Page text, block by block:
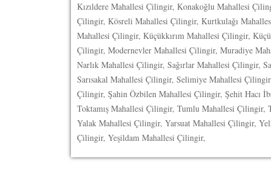
Kızıldere Mahallesi Çilingir, Konakoğlu Mahallesi
Çilingir, Kösreli Mahallesi Çilingir, Kurtkulağı
Mahallesi Çilingir, Küçükkırım Mahallesi Çilingir,
Çilingir, Modernevler Mahallesi Çilingir, Muradiye
Narlık Mahallesi Çilingir, Sağırlar Mahallesi Çilingir,
Sarısakal Mahallesi Çilingir, Selimiye Mahallesi
Çilingir, Şahin Özbilen Mahallesi Çilingir, Şehit Hacı
Toktamış Mahallesi Çilingir, Tumlu Mahallesi
Yalak Mahallesi Çilingir, Yarsuat Mahallesi Çilingir,
Çilingir, Yeşildam Mahallesi Çilingir,